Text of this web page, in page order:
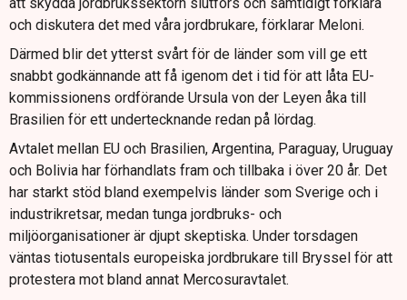
och diskutera det med våra jordbrukare, förklarar Meloni.
Därmed blir det ytterst svårt för de länder som vill ge ett
snabbt godkännande att få igenom det i tid för att låta EU-
kommissionens ordförande Ursula von der Leyen åka till
Brasilien för ett undertecknande redan på lördag.
Avtalet mellan EU och Brasilien, Argentina, Paraguay, Uruguay
och Bolivia har förhandlats fram och tillbaka i över 20 år. Det
har starkt stöd bland exempelvis länder som Sverige och i
industrikretsar, medan tunga jordbruks- och
miljöorganisationer är djupt skeptiska. Under torsdagen
väntas tiotusentals europeiska jordbrukare till Bryssel för att
protestera mot bland annat Mercosuravtalet.